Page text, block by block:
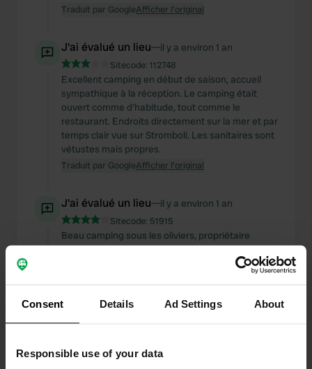
Consent Details Ad Settings About
Responsible use of your data
Traduit par GoogleAfficher l'original
J'ai évalué un lieu—il y a environ 1 an
Sitecode: 112748
Excellent camping en début de saison, accueil
sympathique à la réception. Le camping était
ouvert comme d'habitude, tout comme le
restaurant. Endroits directement sur la mer et par
temps clair vue sur Stromboli. Les sanitaires sont
vétustes mais propres.
Traduit par GoogleAfficher l'original
J'ai évalué un lieu—il y a environ 1 an
Sitecode: 51915
Beau camping sous les oliviers, propriétaire
sympathique. Il était heureux d’avoir désormais
un permis pour construire de nouvelles toilettes.
régionaux et de délicieux vins.
Traduit par Google
J'ai évalué un lieu—il y a environ 1 an